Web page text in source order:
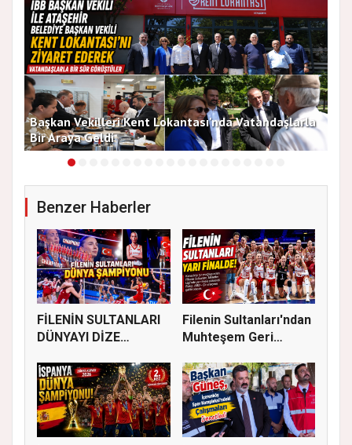
Başkan Vekilleri Kent Lokantası'nda Vatandaşlarla
Bir Araya Geldi
Benzer Haberler
FİLENİN SULTANLARI
DÜNYAYI DİZE
Filenin Sultanları'ndan
Muhteşem Geri